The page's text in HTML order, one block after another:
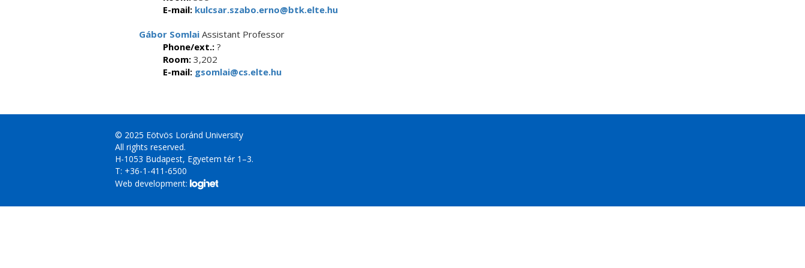
E-mail: kulcsar.szabo.erno@btk.elte.hu
Gábor Somlai Assistant Professor
Phone/ext.: ?
Room: 3,202
E-mail: gsomlai@cs.elte.hu
© 2025 Eötvös Loránd University
All rights reserved.
H-1053 Budapest, Egyetem tér 1–3.
T: +36-1-411-6500
Web development: